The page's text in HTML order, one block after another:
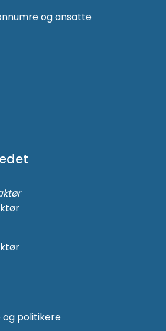
og ansatte
og politikere